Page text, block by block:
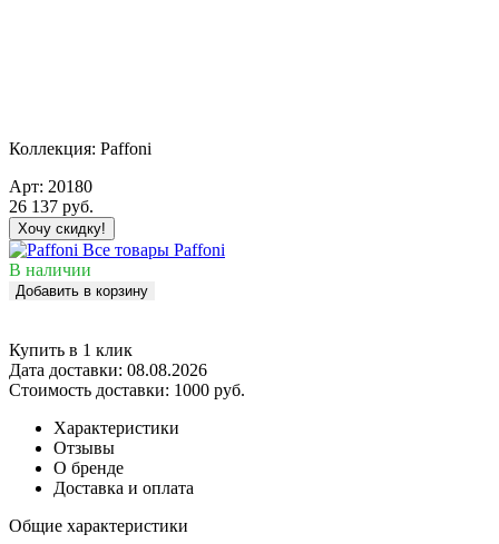
Коллекция: Paffoni
Арт: 20180
26 137 руб.
Хочу скидку!
Все товары Paffoni
В наличии
Добавить в корзину
Купить в 1 клик
Дата доставки: 08.08.2026
Стоимость доставки: 1000 руб.
Характеристики
Отзывы
О бренде
Доставка и оплата
Общие характеристики